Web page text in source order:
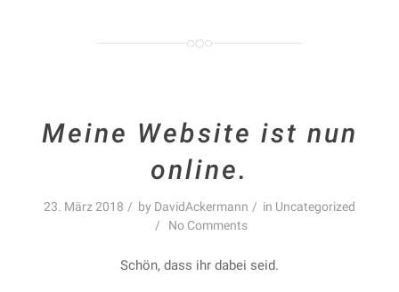
Meine Website ist nun
online.
23. März 2018 by DavidAckermann in Uncategorized
No Comments
Schön, dass ihr dabei seid.